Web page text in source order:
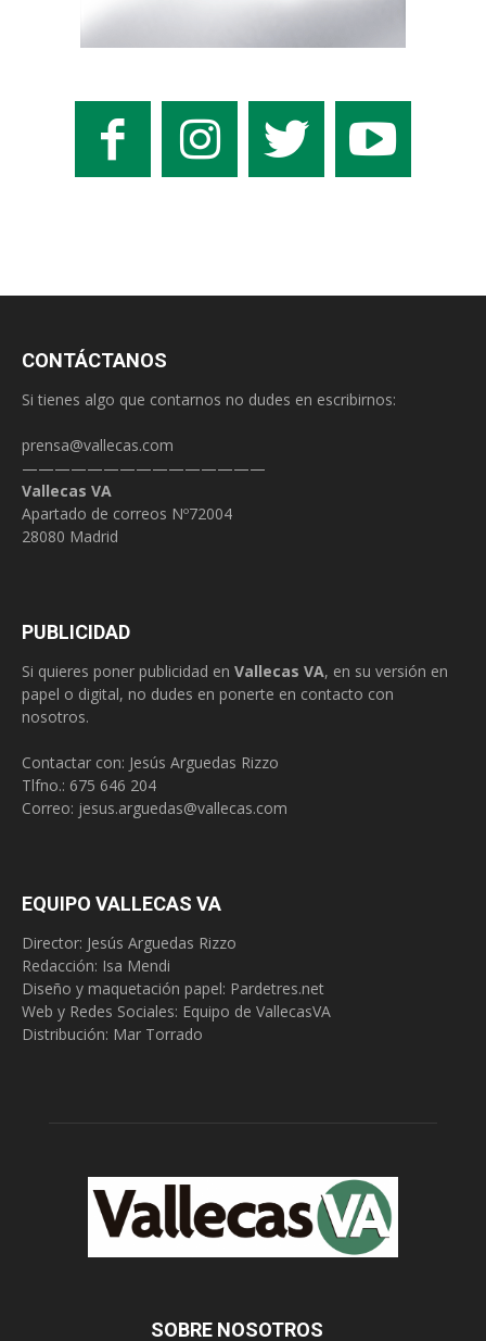
CONTÁCTANOS
Si tienes algo que contarnos no dudes en escribirnos:
prensa@vallecas.com
———————————————
Vallecas VA
Apartado de correos Nº72004
28080 Madrid
PUBLICIDAD
Si quieres poner publicidad en Vallecas VA, en su versión en
papel o digital, no dudes en ponerte en contacto con
nosotros.
Contactar con: Jesús Arguedas Rizzo
Tlfno.: 675 646 204
Correo: jesus.arguedas@vallecas.com
EQUIPO VALLECAS VA
Director: Jesús Arguedas Rizzo
Redacción: Isa Mendi
Diseño y maquetación papel: Pardetres.net
Web y Redes Sociales: Equipo de VallecasVA
Distribución: Mar Torrado
SOBRE NOSOTROS